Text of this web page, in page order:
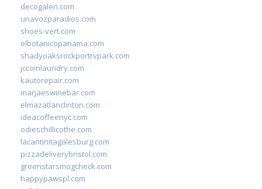
decogaleri.com
unavozparadios.com
shoes-vert.com
elbotanicopanama.com
shadyoaksrockportrvpark.com
jccoinlaundry.com
kautorepair.com
marjaeswinebar.com
elmazatlanclinton.com
ideacoffeenyc.com
odieschillicothe.com
lacantinitagalesburg.com
pizzadeliverybristol.com
greenstarsmogcheck.com
happypawspl.com